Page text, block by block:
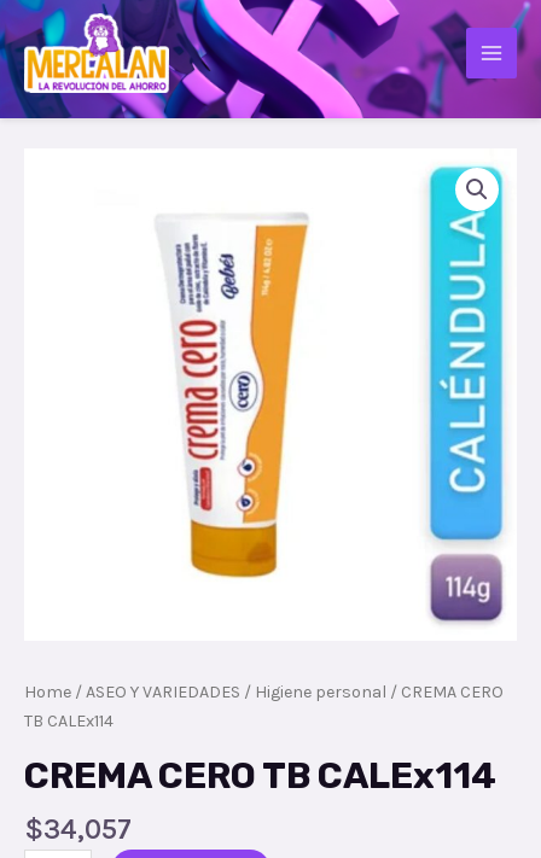
Home /ASEO Y VARIEDADES / Higiene personal / CREMA CERO
TB CALEx114
CREMA CERO TB CALEx114
$34,057